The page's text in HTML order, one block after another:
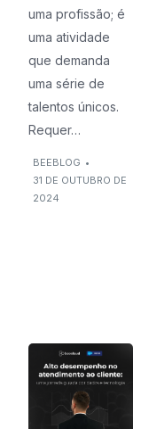
uma profissão; é
uma atividade
que demanda
uma série de
talentos únicos.
Requer…
BEEBLOG •
31 DE OUTUBRO DE
2024